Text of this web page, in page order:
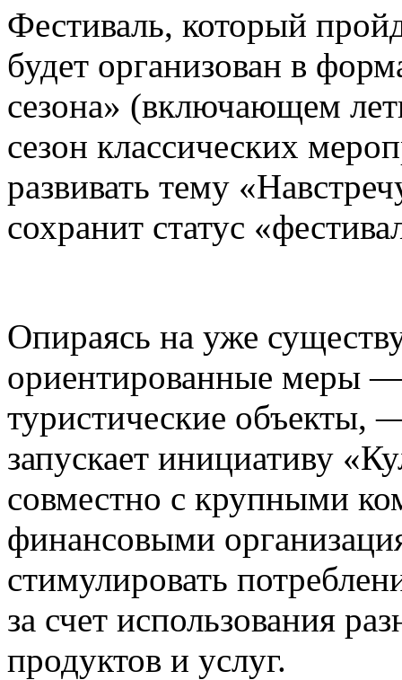
Фестиваль, который
будет организован в
сезона» (включающем
сезон классических
развивать тему
сохранит статус
Опираясь на уже
ориентированные меры
туристические объекты,
запускает инициативу
совместно с крупными
финансовыми
стимулировать
за счет использования
продуктов и услуг.